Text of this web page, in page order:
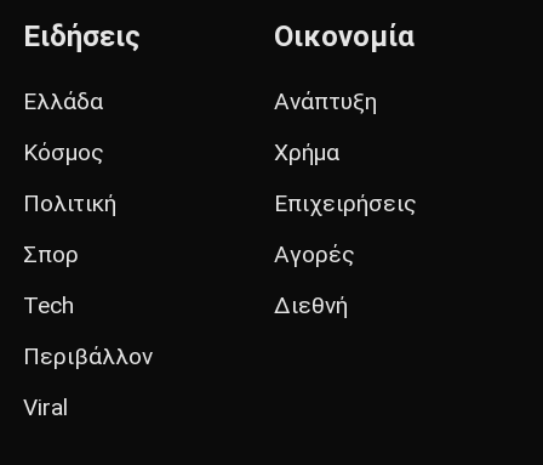
Ειδήσεις
Ελλάδα
Κόσμος
Πολιτική
Σπορ
Tech
Περιβάλλον
Viral
Οικονομία
Ανάπτυξη
Χρήμα
Επιχειρήσεις
Αγορές
Διεθνή